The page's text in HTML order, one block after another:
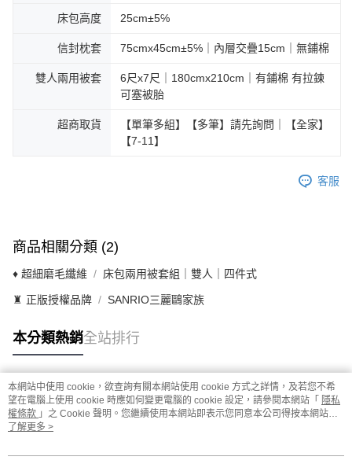
床包高度 25cm±5℅
信封枕套 75cmx45cm±5℅｜內層交疊15cm｜無鋪棉
雙人兩用被套
6尺x7尺｜180cmx210cm｜有鋪棉 有拉鍊
可塞被胎
超商取貨
【單筆多組】【多筆】請先詢問｜【全家】
【7-11】
客服
商品相關分類 (2)
♦ 超細磨毛纖維 床包兩用被套組｜雙人｜四件式
♜ 正版授權品牌 SANRIO三麗鷗家族
本分類熱銷全站排行
熱門標籤
本網站中使用 cookie，欲查詢有關本網站使用 cookie 方式之詳情，及若您不希
望在電腦上使用 cookie 時應如何變更電腦的 cookie 設定，請參閱本網站「 隱私
權條款 」之 Cookie 聲明。您繼續使用本網站即表示您同意本公司得按本網站使
用條款之 Cookie 聲明使用 cookie。
了解更多 >